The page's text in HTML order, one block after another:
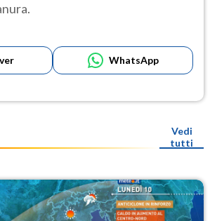
WhatsApp
Vedi
tutti